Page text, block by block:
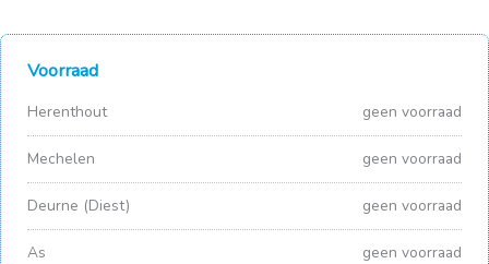
Voorraad
Herenthout geen voorraad
Mechelen geen voorraad
Deurne (Diest) geen voorraad
As geen voorraad